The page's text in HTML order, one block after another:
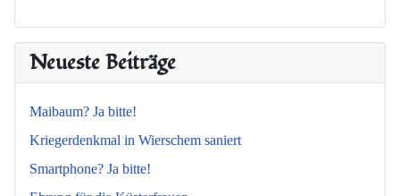
Neueste Beiträge
Maibaum? Ja bitte!
Kriegerdenkmal in Wierschem saniert
Smartphone? Ja bitte!